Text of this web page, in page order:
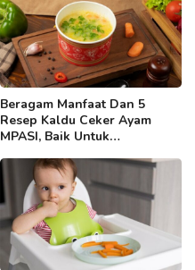
Beragam Manfaat Dan 5
Resep Kaldu Ceker Ayam
MPASI, Baik Untuk
Kuku Si Kecil!